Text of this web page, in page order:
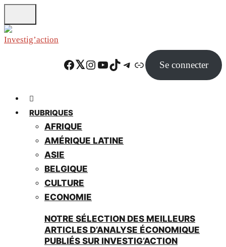
to
main
Facebook Twitter Instagram YouTube TikTok Telegram Lien Se connecter
RUBRIQUES
AFRIQUE
AMÉRIQUE LATINE
ASIE
BELGIQUE
CULTURE
ECONOMIE
NOTRE SÉLECTION DES MEILLEURS
ARTICLES D’ANALYSE ÉCONOMIQUE
PUBLIÉS SUR INVESTIG’ACTION